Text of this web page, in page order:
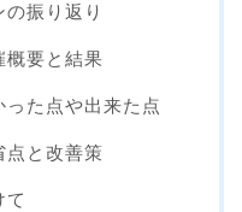
振り返り
概要と結果
た点や出来た点
点と改善策
て